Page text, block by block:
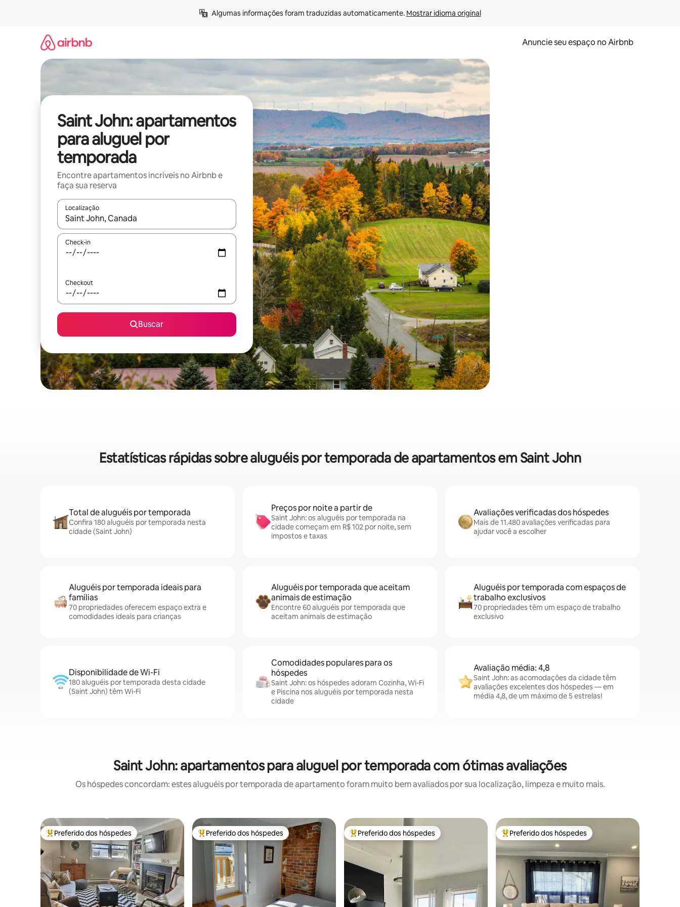
Algumas informações foram traduzidas automaticamente. Mostrar idioma original
Anuncie seu espaço no Airbnb
Saint John: apartamentos
para aluguel por
temporada
Encontre apartamentos incríveis no Airbnb e
faça sua reserva
Localização
Quando os resultados estiverem disponíveis, explore-os usando as seta para cima e para baixo do teclado ou tocando e deslizando o dedo na tela.
Check-in
Checkout
Buscar
Estatísticas rápidas sobre aluguéis por temporada de apartamentos em Saint John
Total de aluguéis por temporada
Confira 180 aluguéis por temporada nesta
cidade (Saint John)
Preços por noite a partir de
Saint John: os aluguéis por temporada na
cidade começam em R$ 102 por noite, sem
impostos e taxas
Avaliações verificadas dos hóspedes
Mais de 11.480 avaliações verificadas para
ajudar você a escolher
Aluguéis por temporada ideais para
famílias
70 propriedades oferecem espaço extra e
comodidades ideais para crianças
Aluguéis por temporada que aceitam
animais de estimação
Encontre 60 aluguéis por temporada que
aceitam animais de estimação
Aluguéis por temporada com espaços de
trabalho exclusivos
70 propriedades têm um espaço de trabalho
exclusivo
Disponibilidade de Wi-Fi
180 aluguéis por temporada desta cidade
(Saint John) têm Wi-Fi
Comodidades populares para os
hóspedes
Saint John: os hóspedes adoram Cozinha, Wi-Fi
e Piscina nos aluguéis por temporada nesta
cidade
Avaliação média: 4,8
Saint John: as acomodações da cidade têm
avaliações excelentes dos hóspedes — em
média 4,8, de um máximo de 5 estrelas!
Saint John: apartamentos para aluguel por temporada com ótimas avaliações
Os hóspedes concordam: estes aluguéis por temporada de apartamento foram muito bem avaliados por sua localização, limpeza e muito mais.
Entre os melhores preferidos dos hóspedes
Preferido dos hóspedes Entre os melhores preferidos dos hóspedes
Preferido dos hóspedes Entre os melhores preferidos dos hóspedes
Preferido dos hóspedes Entre os melhores preferidos dos hóspedes
Preferido dos hóspedes